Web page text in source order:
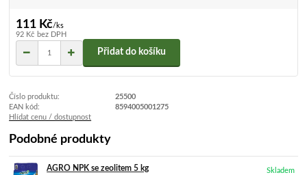
111 Kč/ks
92 Kč bez DPH
Přidat do košíku
Číslo produktu:
25500
EAN kód:
8594005001275
Hlídat cenu / dostupnost
Podobné produkty
AGRO NPK se zeolitem 5 kg Skladem